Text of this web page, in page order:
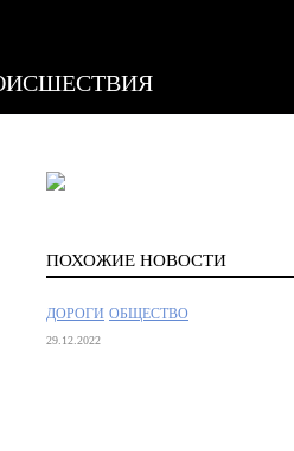
ПОХОЖИЕ НОВОСТИ
ДОРОГИ ОБЩЕСТВО
29.12.2022